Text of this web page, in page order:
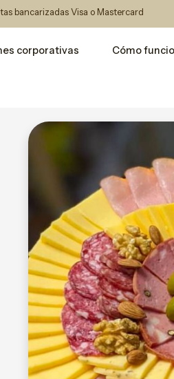
bancarizadas Visa o Mastercard
corporativas Cómo